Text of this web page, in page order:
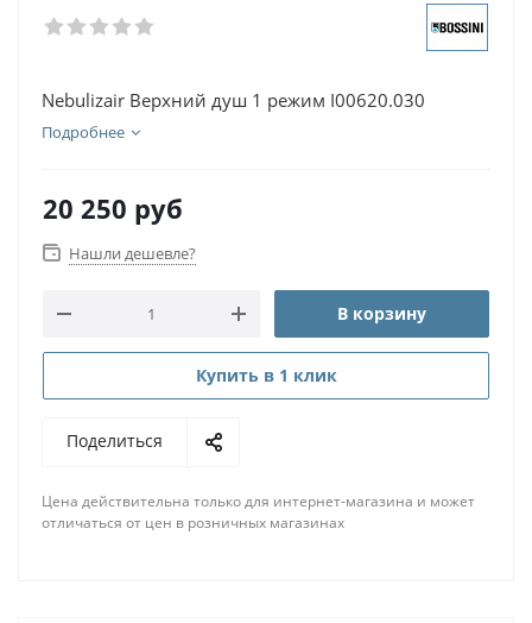
Nebulizair Верхний душ 1 режим I00620.030
Подробнее
20 250 руб
Нашли дешевле?
В корзину
Купить в 1 клик
Поделиться
Цена действительна только для интернет-магазина и может
отличаться от цен в розничных магазинах